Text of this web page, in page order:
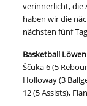
verinnerlicht, die
haben wir die
nächsten fünf
Basketball
Ščuka 6 (5
Holloway (3
12 (5 Assists),